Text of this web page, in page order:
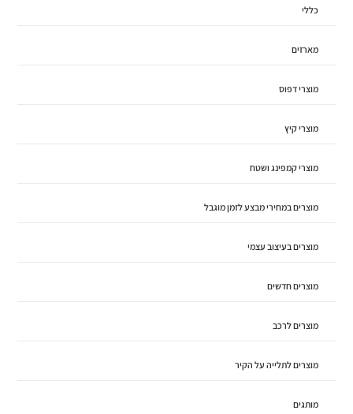
כללי
מארזים
מוצרי דפוס
מוצרי קיץ
מוצרי קמפינג ושטח
מוצרים במחירי מבצע לזמן מוגבל
מוצרים בעיצוב עצמי
מוצרים חדשים
מוצרים לרכב
מוצרים לתלייה על הקיר
מותגים